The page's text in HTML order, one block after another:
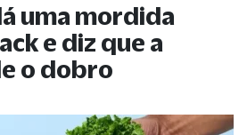
uma mordida
e diz que a
o dobro